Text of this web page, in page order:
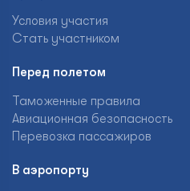
Условия участия
Стать участником
Перед полетом
Таможенные правила
Авиационная безопасность
Перевозка пассажиров
В аэропорту